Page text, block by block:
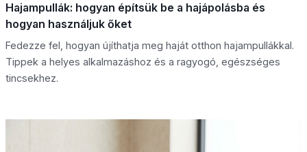
Hajampullák: hogyan építsük be a hajápolásba és
hogyan használjuk őket
Fedezze fel, hogyan újíthatja meg haját otthon hajampullákkal.
Tippek a helyes alkalmazáshoz és a ragyogó, egészséges
tincsekhez.